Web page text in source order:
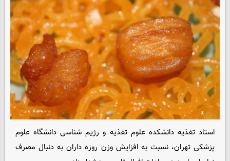
استاد تغذیه دانشکده علوم تغذیه و رژیم شناسی دانشگاه علوم
پزشکی تهران، نسبت به افزایش وزن روزه داران به دنبال مصرف